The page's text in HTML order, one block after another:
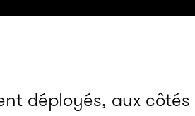
déployés, aux